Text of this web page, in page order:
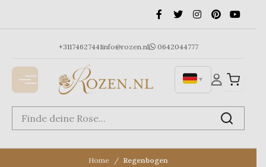
+31174627441info@rozen.nl 0642044777
▼
Home Regenbogen